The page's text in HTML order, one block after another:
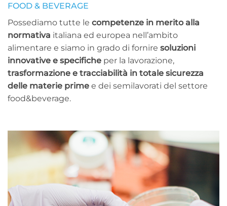
FOOD & BEVERAGE
Possediamo tutte le competenze in merito alla
normativa italiana ed europea nell’ambito
alimentare e siamo in grado di fornire soluzioni
innovative e specifiche per la lavorazione,
trasformazione e tracciabilità in totale sicurezza
delle materie prime e dei semilavorati del settore
food&beverage.